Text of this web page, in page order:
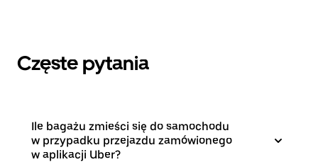
Częste pytania
Ile bagażu zmieści się do samochodu
w przypadku przejazdu zamówionego
w aplikacji Uber?